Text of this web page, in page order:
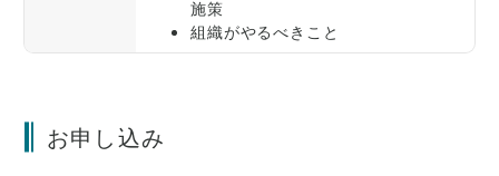
施策
組織がやるべきこと
お申し込み